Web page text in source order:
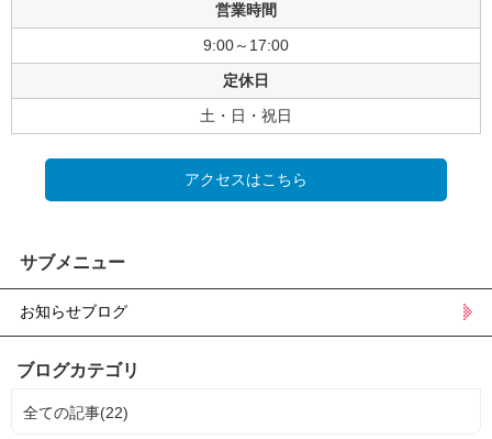
営業時間
9:00～17:00
定休日
土・日・祝日
アクセスはこちら
サブメニュー
お知らせブログ
ブログカテゴリ
全ての記事(22)